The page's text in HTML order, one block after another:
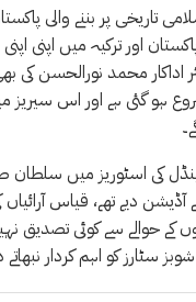
تاریخی پر بننے والی
اور ترکیہ میں اپنی
محمد نورالحسن کی
ہو گئی ہے اور اس
کی اسٹوریز میں سلطان
ہزار پاکستانی فنکاروں نے آڈیشن
ہوں گے لیکن ان 3 شوبز ستاروں کے